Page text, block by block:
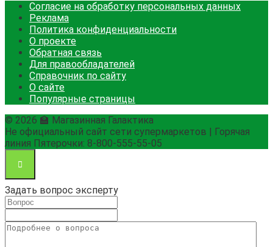
Согласие на обработку персональных данных
Реклама
Политика конфиденциальности
О проекте
Обратная связь
Для правообладателей
Справочник по сайту
О сайте
Популярные страницы
© 2026 🏫 Магазинная Галактика
Не официальный сайт сети супермаркетов | Горячая
линия Пятерочки: 8-800-555-55-05
Задать вопрос эксперту